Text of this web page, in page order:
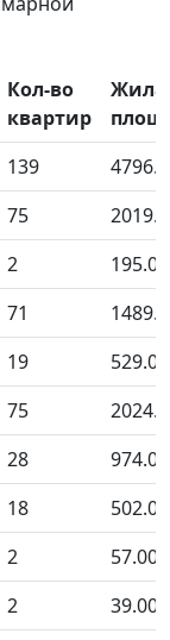
Кол-во
квартир
139
75
2
195.00
71
19
529.00
75
28
974.00
18
502.00
2
57.00
2
39.00